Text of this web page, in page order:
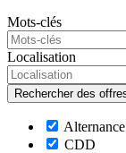
Mots-clés
Localisation
CDD